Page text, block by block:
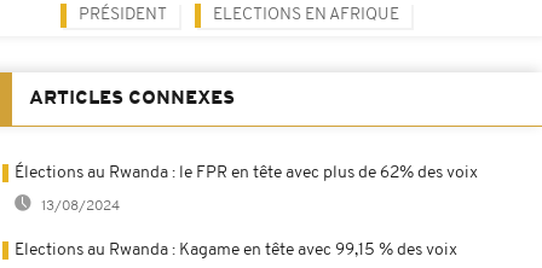
PRÉSIDENT ELECTIONS EN AFRIQUE
ARTICLES CONNEXES
Élections au Rwanda : le FPR en tête avec plus de 62% des voix
13/08/2024
Elections au Rwanda : Kagame en tête avec 99,15 % des voix